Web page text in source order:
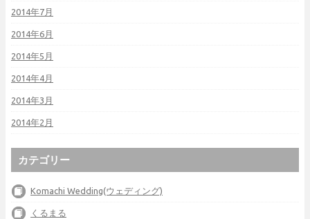
2014年7月
2014年6月
2014年5月
2014年4月
2014年3月
2014年2月
カテゴリー
Komachi Wedding(ウェディング)
くるまる